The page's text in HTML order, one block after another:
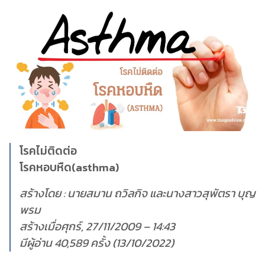
โรคไม่ติดต่อ
โรคหอบหืด(asthma)
สร้างโดย : นายสมาน ถวิลกิจ และนางสาวสุพัตรา บุญ
พรม
สร้างเมื่อศุกร์, 27/11/2009 – 14:43
มีผู้อ่าน 40,589 ครั้ง (13/10/2022)